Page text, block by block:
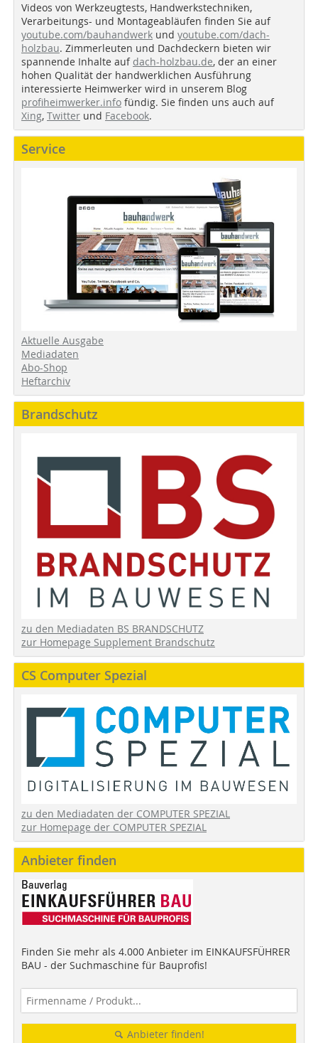
Videos von Werkzeugtests, Handwerkstechniken,
Verarbeitungs- und Montageabläufen finden Sie auf
youtube.com/bauhandwerk und youtube.com/dach-
holzbau. Zimmerleuten und Dachdeckern bieten wir
spannende Inhalte auf dach-holzbau.de, der an einer
hohen Qualität der handwerklichen Ausführung
interessierte Heimwerker wird in unserem Blog
profiheimwerker.info fündig. Sie finden uns auch auf
Xing, Twitter und Facebook.
Service
Aktuelle Ausgabe
Mediadaten
Abo-Shop
Heftarchiv
Brandschutz
zu den Mediadaten BS BRANDSCHUTZ
zur Homepage Supplement Brandschutz
CS Computer Spezial
zu den Mediadaten der COMPUTER SPEZIAL
zur Homepage der COMPUTER SPEZIAL
Anbieter finden
Finden Sie mehr als 4.000 Anbieter im EINKAUFSFÜHRER
BAU - der Suchmaschine für Bauprofis!
Anbieter finden!